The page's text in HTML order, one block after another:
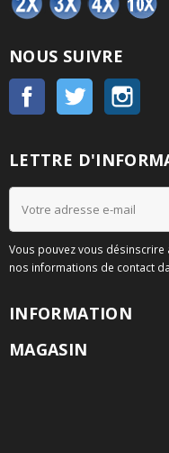
NOUS SUIVRE
Facebook Twitter
LETTRE
Vous pouvez vous
nos informations de contact
INFORMATION
MAGASIN